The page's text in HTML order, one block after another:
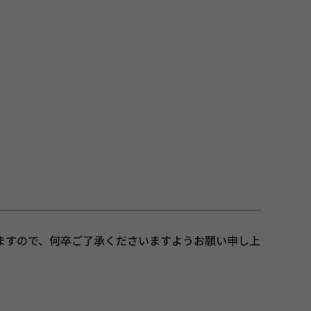
ので、何卒ご了承くださいますようお願い申し上